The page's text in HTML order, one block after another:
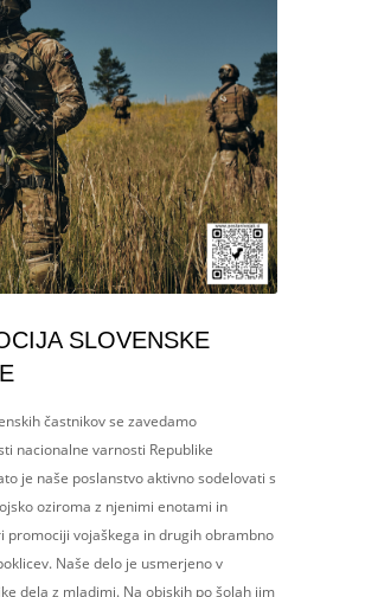
SLOVENSKE
častnikov se zavedamo
nacionalne varnosti Republike
je naše poslanstvo aktivno sodelovati s
oziroma z njenimi enotami in
promociji vojaškega in drugih obrambno
Naše delo je usmerjeno v
dela z mladimi. Na obiskih po šolah jim